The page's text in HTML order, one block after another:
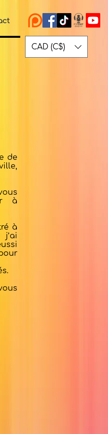
CAD (C$)
de
à
à